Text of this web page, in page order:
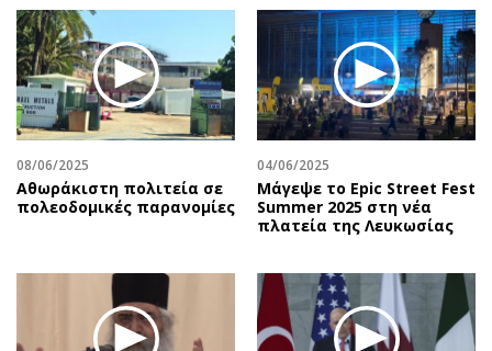
08/06/2025
Αθωράκιστη πολιτεία σε
πολεοδομικές παρανομίες
04/06/2025
Μάγεψε το Epic Street Fest
Summer 2025 στη νέα
πλατεία της Λευκωσίας